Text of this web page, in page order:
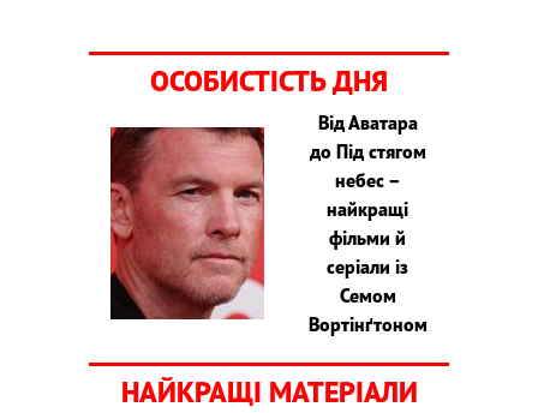
ОСОБИСТІСТЬ ДНЯ
Від Аватара
до Під стягом
небес –
найкращі
фільми й
серіали із
Семом
Вортінґтоном
НАЙКРАЩІ МАТЕРІАЛИ